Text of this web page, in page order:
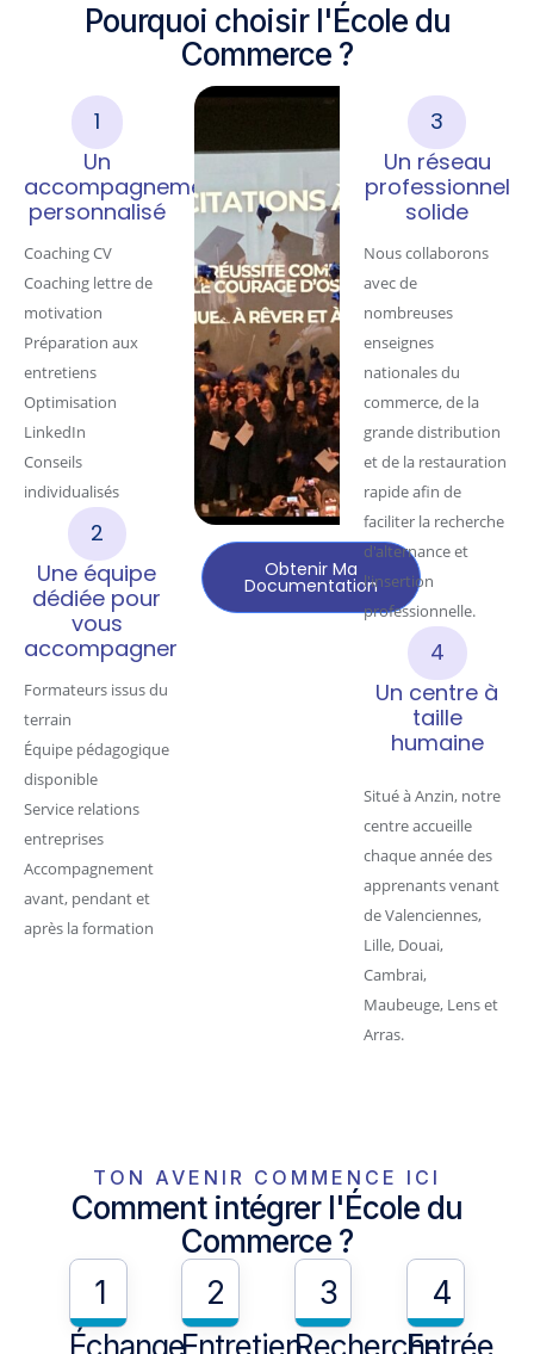
Pourquoi choisir l'École du
Commerce ?
1
Un
accompagnement
personnalisé
Coaching CV
Coaching lettre de
motivation
Préparation aux
entretiens
Optimisation
LinkedIn
Conseils
individualisés
2
Une équipe
dédiée pour
vous
accompagner
Formateurs issus du
terrain
Équipe pédagogique
disponible
Service relations
entreprises
Accompagnement
avant, pendant et
après la formation
Obtenir Ma
Documentation
3
Un réseau
professionnel
solide
Nous collaborons
avec de
nombreuses
enseignes
nationales du
commerce, de la
grande distribution
et de la restauration
rapide afin de
faciliter la recherche
d'alternance et
l'insertion
professionnelle.
4
Un centre à
taille
humaine
Situé à Anzin, notre
centre accueille
chaque année des
apprenants venant
de Valenciennes,
Lille, Douai,
Cambrai,
Maubeuge, Lens et
Arras.
TON AVENIR COMMENCE ICI
Comment intégrer l'École du
Commerce ?
1
2
3
4